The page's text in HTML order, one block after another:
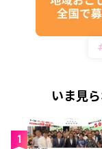
いま見
1